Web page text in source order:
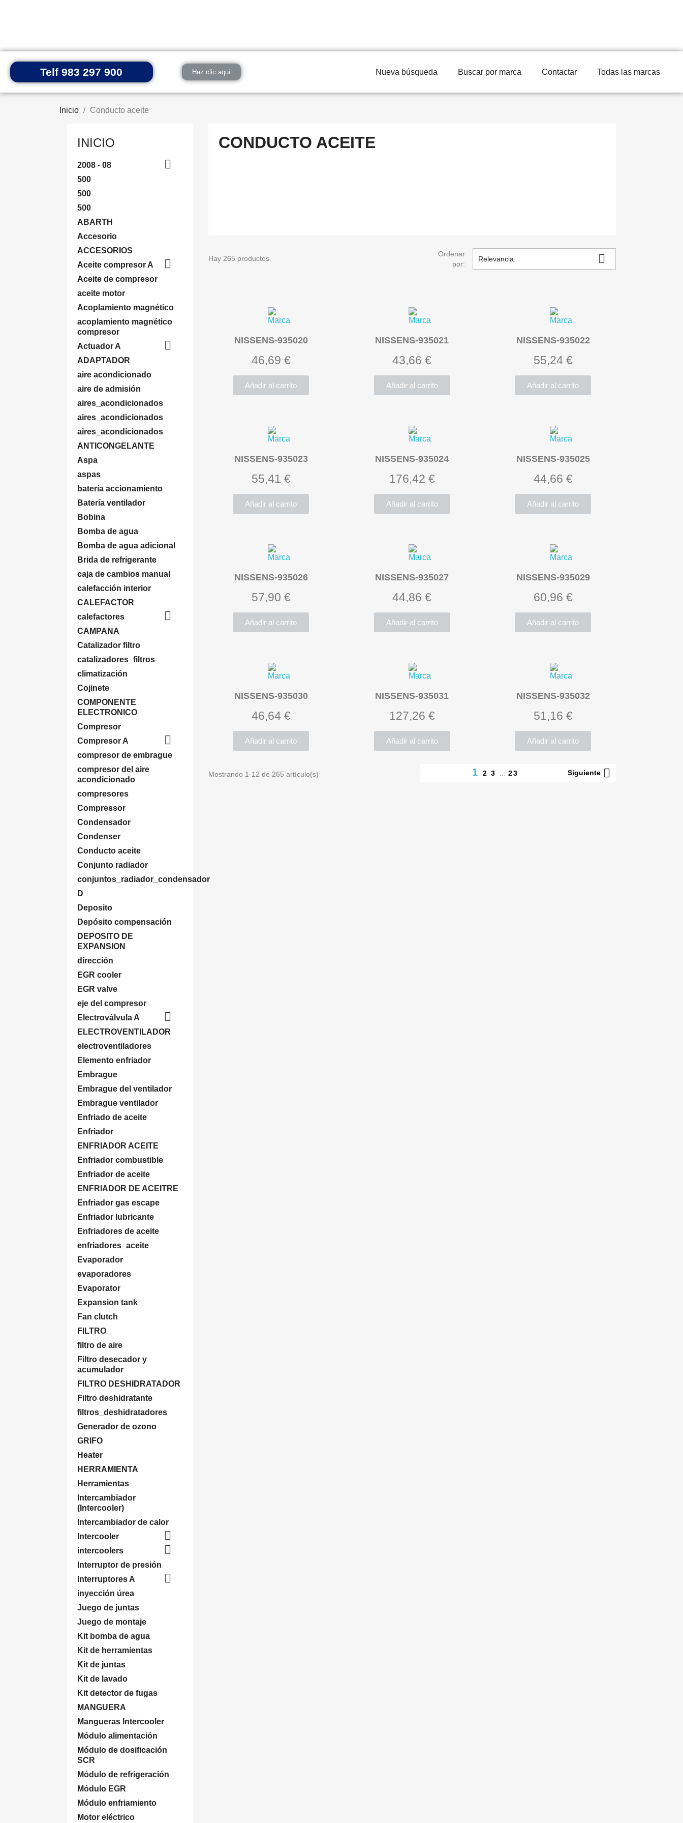
Telf 983 297 900 Haz clic aquí Nueva búsqueda Buscar por marca Contactar Todas las marcas
Inicio Conducto aceite
INICIO
2008 - 08 
500
500
500
ABARTH
Accesorio
ACCESORIOS
Aceite compresor A

Aceite de compresor
aceite motor
Acoplamiento magnético
acoplamiento magnético
compresor
Actuador A

ADAPTADOR
aire acondicionado
aire de admisión
aires_acondicionados
aires_acondicionados
aires_acondicionados
ANTICONGELANTE
Aspa
aspas
batería accionamiento
Batería ventilador
Bobina
Bomba de agua
Bomba de agua adicional
Brida de refrigerante
caja de cambios manual
calefacción interior
CALEFACTOR
calefactores

CAMPANA
Catalizador filtro
catalizadores_filtros
climatización
Cojinete
COMPONENTE
ELECTRONICO
Compresor
Compresor A

compresor de embrague
compresor del aire
acondicionado
compresores
Compressor
Condensador
Condenser
Conducto aceite
Conjunto radiador
conjuntos_radiador_condensador
D
Deposito
Depósito compensación
DEPOSITO DE
EXPANSION
dirección
EGR cooler
EGR valve
eje del compresor
Electroválvula A

ELECTROVENTILADOR
electroventiladores
Elemento enfriador
Embrague
Embrague del ventilador
Embrague ventilador
Enfriado de aceite
Enfriador
ENFRIADOR ACEITE
Enfriador combustible
Enfriador de aceite
ENFRIADOR DE ACEITRE
Enfriador gas escape
Enfriador lubricante
Enfriadores de aceite
enfriadores_aceite
Evaporador
evaporadores
Evaporator
Expansion tank
Fan clutch
FILTRO
filtro de aire
Filtro desecador y
acumulador
FILTRO DESHIDRATADOR
Filtro deshidratante
filtros_deshidratadores
Generador de ozono
GRIFO
Heater
HERRAMIENTA
Herramientas
Intercambiador
(Intercooler)
Intercambiador de calor
Intercooler

intercoolers 
Interruptor de presión
Interruptores A

inyección úrea
Juego de juntas
Juego de montaje
Kit bomba de agua
Kit de herramientas
Kit de juntas
Kit de lavado
Kit detector de fugas
MANGUERA
Mangueras Intercooler
Módulo alimentación
Módulo de dosificación
SCR
Módulo de refrigeración
Módulo EGR
Módulo enfriamiento
Motor eléctrico
CONDUCTO ACEITE
Hay 265 productos.
Ordenar
por:
Relevancia 
NISSENS-935020
46,69 €
Añadir al carrito
NISSENS-935021
43,66 €
Añadir al carrito
NISSENS-935022
55,24 €
Añadir al carrito
NISSENS-935023
55,41 €
Añadir al carrito
NISSENS-935024
176,42 €
Añadir al carrito
NISSENS-935025
44,66 €
Añadir al carrito
NISSENS-935026
57,90 €
Añadir al carrito
NISSENS-935027
44,86 €
Añadir al carrito
NISSENS-935029
60,96 €
Añadir al carrito
NISSENS-935030
46,64 €
Añadir al carrito
NISSENS-935031
127,26 €
Añadir al carrito
NISSENS-935032
51,16 €
Añadir al carrito
Mostrando 1-12 de 265 artículo(s) 1 2 3 23 Siguiente 